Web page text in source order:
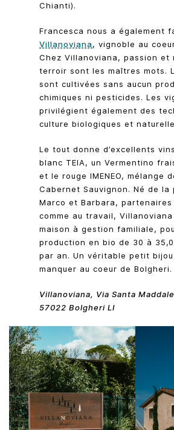
Chianti).
Francesca nous a également
Villanoviana, vignoble au
Chez Villanoviana, passion et
terroir sont les maîtres mots.
sont cultivées sans aucun
chimiques ni pesticides. Les
privilégient également des
culture biologiques et
Le tout donne d’excellents
blanc TEIA, un Vermentino
et le rouge IMENEO, mélange
Cabernet Sauvignon. Né de la
Marco et Barbara, partenaires
comme au travail,
maison à gestion familiale,
production en bio de 30 à
par an. Un véritable petit
manquer au coeur de Bolgheri.
Villanoviana, Via Santa
57022 Bolgheri LI